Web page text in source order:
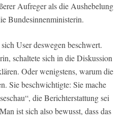
Aufreger als die Aushebelung
Bundesinnenministerin.
User deswegen beschwert.
schaltete sich in die Diskussion
Oder wenigstens, warum die
Sie beschwichtigte: Sie mache
die Berichterstattung sei
ist sich also bewusst, dass das